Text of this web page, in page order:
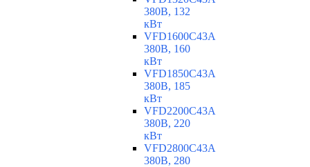
380В, 132
кВт
VFD1600C43A
380В, 160
кВт
VFD1850C43A
380В, 185
кВт
VFD2200C43A
380В, 220
кВт
VFD2800C43A
380В, 280